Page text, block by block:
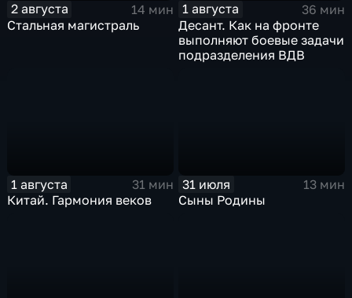
2 августа
14 мин
Стальная магистраль
1 августа
36 мин
Десант. Как на фронте
выполняют боевые задачи
подразделения ВДВ
1 августа
31 мин
Китай. Гармония веков
31 июля
13 мин
Сыны Родины